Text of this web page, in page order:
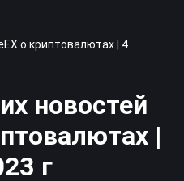
о криптовалютах | 4
новостей
|
г